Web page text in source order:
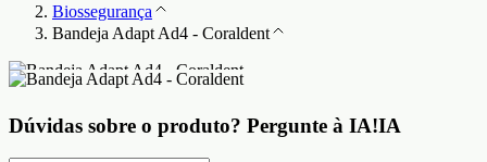
Biossegurança
Bandeja Adapt Ad4 - Coraldent
Dúvidas sobre o produto? Pergunte à IA!IA